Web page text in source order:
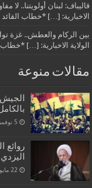
قاليباف: لبنان أولويتنا.. لا
الاخبارية: […] *خطاب
بين الركام والعطش.. غزة
الولاية الاخبارية: […]
مقالات منوعة
الجيش
5 نوفمبر,2015
روائع
اليزدي
22 مايو,2019